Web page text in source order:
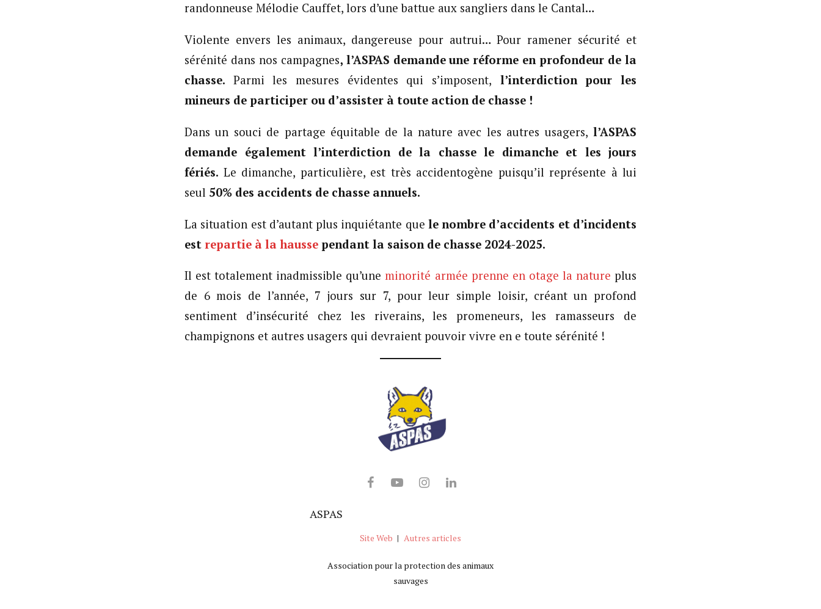
randonneuse Mélodie Cauffet, lors d’une battue aux sangliers dans le Cantal…
Violente envers les animaux, dangereuse pour autrui… Pour ramener sécurité et
sérénité dans nos campagnes, l’ASPAS demande une réforme en profondeur de la
chasse. Parmi les mesures évidentes qui s’imposent, l’interdiction pour les
mineurs de participer ou d’assister à toute action de chasse !
Dans un souci de partage équitable de la nature avec les autres usagers, l’ASPAS
demande également l’interdiction de la chasse le dimanche et les jours
fériés. Le dimanche, particulière, est très accidentogène puisqu’il représente à lui
seul 50% des accidents de chasse annuels.
La situation est d’autant plus inquiétante que le nombre d’accidents et d’incidents
est repartie à la hausse pendant la saison de chasse 2024-2025.
Il est totalement inadmissible qu’uneminorité armée prenne en otage la nature plus
de 6 mois de l’année, 7 jours sur 7, pour leur simple loisir, créant un profond
sentiment d’insécurité chez les riverains, les promeneurs, les ramasseurs de
champignons et autres usagers qui devraient pouvoir vivre en e toute sérénité !
ASPAS
Site Web | Autres articles
Association pour la protection des animaux
sauvages